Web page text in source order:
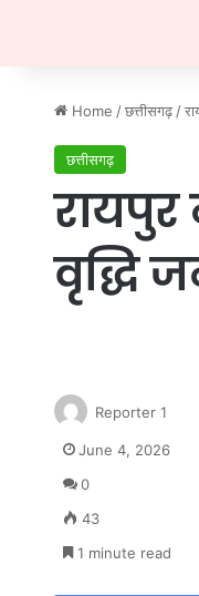
Home / छत्तीसगढ़ /
छत्तीसगढ़
रायपुर
वृद्धि
Reporter 1
June 4, 2026
0
43
1 minute read